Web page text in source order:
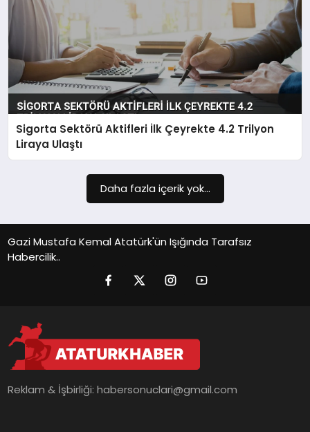
EKONOMI
MAGAZIN
SAĞLIK
SIYASET
YAŞAM
Sigorta Sektörü Aktifleri İlk Çeyrekte 4.2 Trilyon
Liraya Ulaştı
Daha fazla içerik yok...
Gazi Mustafa Kemal Atatürk'ün Işığında Tarafsız
Habercilik..
Reklam & İşbirliği:habersonuclari@gmail.com